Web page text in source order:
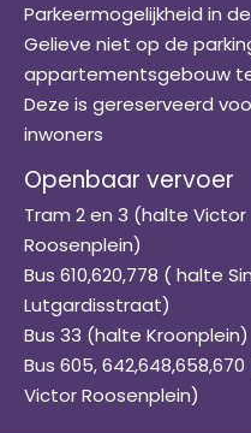
Parkeermogelijkheid in
Gelieve niet op de
appartementsgebouw
Deze is gereserveerd
inwoners
Openbaar vervoer
Tram 2 en 3 (halte Victor
Roosenplein)
Bus 610,620,778 ( halte
Lutgardisstraat)
Bus 33 (halte Kroonplein)
Bus 605,
Victor Roosenplein)